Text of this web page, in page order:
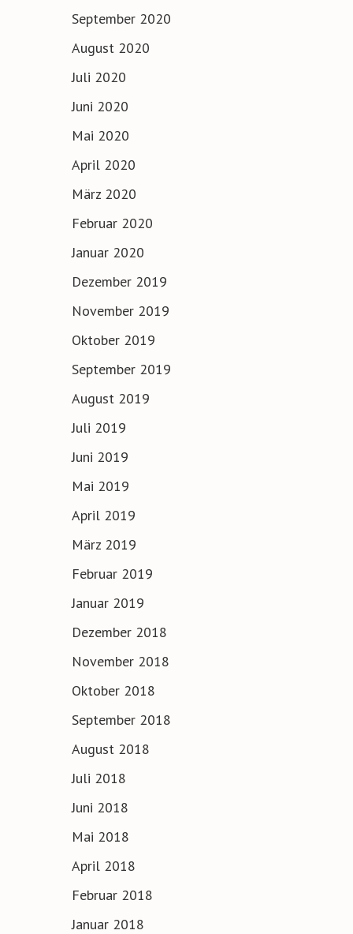
September 2020
August 2020
Juli 2020
Juni 2020
Mai 2020
April 2020
März 2020
Februar 2020
Januar 2020
Dezember 2019
November 2019
Oktober 2019
September 2019
August 2019
Juli 2019
Juni 2019
Mai 2019
April 2019
März 2019
Februar 2019
Januar 2019
Dezember 2018
November 2018
Oktober 2018
September 2018
August 2018
Juli 2018
Juni 2018
Mai 2018
April 2018
Februar 2018
Januar 2018